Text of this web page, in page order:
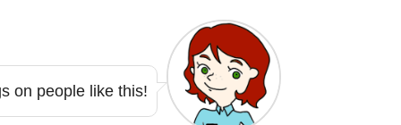
on people like this!